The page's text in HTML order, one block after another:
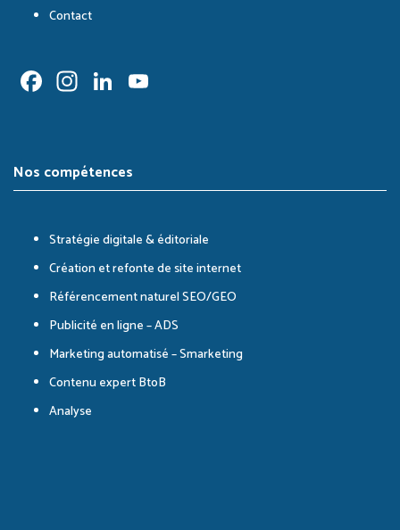
Contact
Facebook
Instagram
LinkedIn
Nos compétences
Stratégie digitale & éditoriale
Création et refonte de site internet
Référencement naturel SEO/GEO
Publicité en ligne – ADS
Marketing automatisé – Smarketing
Contenu expert BtoB
Analyse